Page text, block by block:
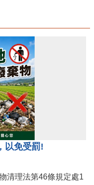
以免受罰!
清理法第46條規定處1